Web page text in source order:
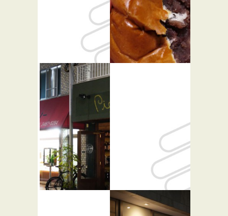
ビートカ
フェ ★☆☆
バー・居酒屋